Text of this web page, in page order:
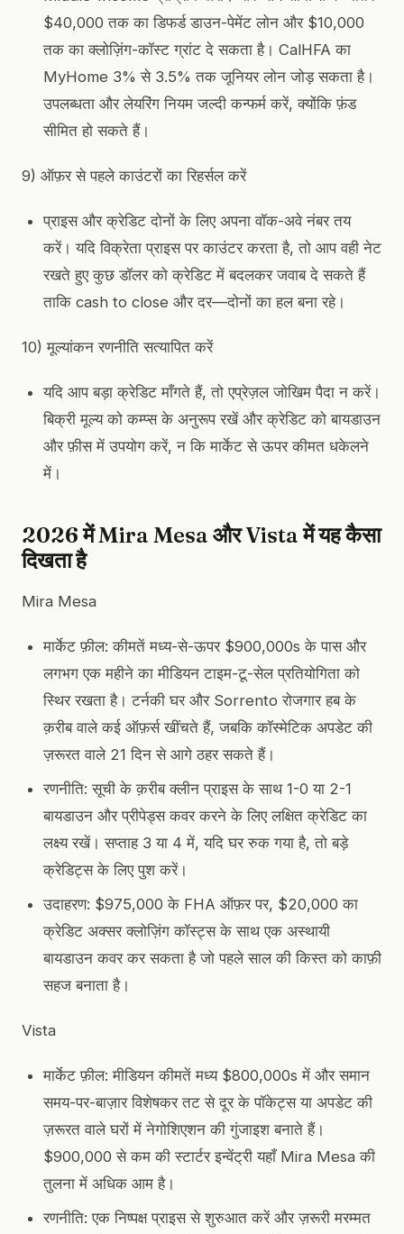
$40,000 तक का डिफर्ड डाउन-पेमेंट लोन और $10,000
तक का क्लोज़िंग-कॉस्ट ग्रांट दे सकता है। CalHFA का
MyHome 3% से 3.5% तक जूनियर लोन जोड़ सकता है।
उपलब्धता और लेयरिंग नियम जल्दी कन्फर्म करें, क्योंकि फ़ंड
सीमित हो सकते हैं।
9) ऑफ़र से पहले काउंटरों का रिहर्सल करें
प्राइस और क्रेडिट दोनों के लिए अपना वॉक-अवे नंबर तय
करें। यदि विक्रेता प्राइस पर काउंटर करता है, तो आप वही नेट
रखते हुए कुछ डॉलर को क्रेडिट में बदलकर जवाब दे सकते हैं
ताकि cash to close और दर—दोनों का हल बना रहे।
10) मूल्यांकन रणनीति सत्यापित करें
यदि आप बड़ा क्रेडिट माँगते हैं, तो एप्रेज़ल जोखिम पैदा न करें।
बिक्री मूल्य को कम्प्स के अनुरूप रखें और क्रेडिट को बायडाउन
और फ़ीस में उपयोग करें, न कि मार्केट से ऊपर कीमत धकेलने
में।
2026 में Mira Mesa और Vista में यह कैसा
दिखता है
Mira Mesa
मार्केट फ़ील: कीमतें मध्य-से-ऊपर $900,000s के पास और
लगभग एक महीने का मीडियन टाइम-टू-सेल प्रतियोगिता को
स्थिर रखता है। टर्नकी घर और Sorrento रोजगार हब के
क़रीब वाले कई ऑफ़र्स खींचते हैं, जबकि कॉस्मेटिक अपडेट की
ज़रूरत वाले 21 दिन से आगे ठहर सकते हैं।
रणनीति: सूची के क़रीब क्लीन प्राइस के साथ 1-0 या 2-1
बायडाउन और प्रीपेड्स कवर करने के लिए लक्षित क्रेडिट का
लक्ष्य रखें। सप्ताह 3 या 4 में, यदि घर रुक गया है, तो बड़े
क्रेडिट्स के लिए पुश करें।
उदाहरण: $975,000 के FHA ऑफ़र पर, $20,000 का
क्रेडिट अक्सर क्लोज़िंग कॉस्ट्स के साथ एक अस्थायी
बायडाउन कवर कर सकता है जो पहले साल की किस्त को काफ़ी
सहज बनाता है।
Vista
मार्केट फ़ील: मीडियन कीमतें मध्य $800,000s में और समान
समय-पर-बाज़ार विशेषकर तट से दूर के पॉकेट्स या अपडेट की
ज़रूरत वाले घरों में नेगोशिएशन की गुंजाइश बनाते हैं।
$900,000 से कम की स्टार्टर इन्वेंट्री यहाँ Mira Mesa की
तुलना में अधिक आम है।
रणनीति: एक निष्पक्ष प्राइस से शुरुआत करें और ज़रूरी मरम्मत